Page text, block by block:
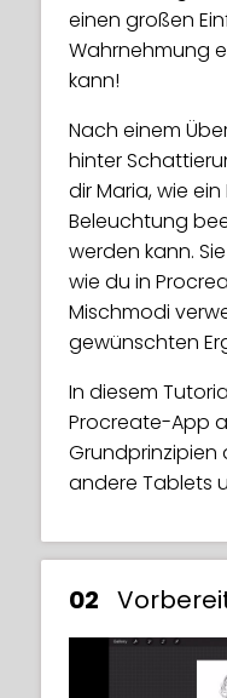
aus
Schritt 4:
Tageszeit
liegt bei
Wenn du deine
Medien teilen
Maria für einen
findest sie unter:
Instagram:
Facebook:
Twitter:
Viel Glück, aber
einen großen
Wahrnehmung
kann!
Nach einem
hinter
dir Maria, wie
Beleuchtung
werden kann.
wie du in
Mischmodi
gewünschten
In diesem
Procreate-App
Grundprinzipien
andere Tablets
02